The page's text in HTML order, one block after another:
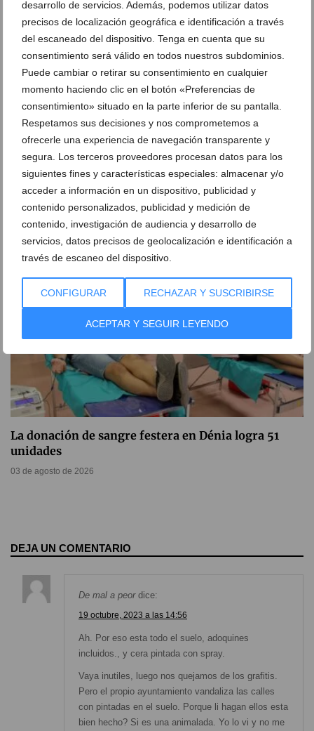
desarrollo de servicios. Además, podemos utilizar datos
precisos de localización geográfica e identificación a través
del escaneado del dispositivo. Tenga en cuenta que su
consentimiento será válido en todos nuestros subdominios.
Puede cambiar o retirar su consentimiento en cualquier
momento haciendo clic en el botón «Preferencias de
consentimiento» situado en la parte inferior de su pantalla.
Respetamos sus decisiones y nos comprometemos a
ofrecerle una experiencia de navegación transparente y
segura. Los terceros proveedores procesan datos para los
siguientes fines y características especiales: almacenar y/o
acceder a información en un dispositivo, publicidad y
contenido personalizados, publicidad y medición de
contenido, investigación de audiencia y desarrollo de
servicios, datos precisos de geolocalización e identificación a
través de escaneo del dispositivo.
CONFIGURAR RECHAZAR Y SUSCRIBIRSE
ACEPTAR Y SEGUIR LEYENDO
El Tribunal Supremo confirma la condena de
prisión al expolicía de Dénia que acosó al concejal
Javier Scotto
04 de agosto de 2026
La donación de sangre festera en Dénia logra 51
unidades
03 de agosto de 2026
DEJA UN COMENTARIO
De mal a peor dice:
19 octubre, 2023 a las 14:56
Ah. Por eso esta todo el suelo, adoquines
incluidos., y cera pintada con spray.
Vaya inutiles, luego nos quejamos de los grafitis.
Pero el propio ayuntamiento vandaliza las calles
con pintadas en el suelo. Porque li hagan ellos esta
bien hecho? Si es una animalada. Yo lo vi y no me